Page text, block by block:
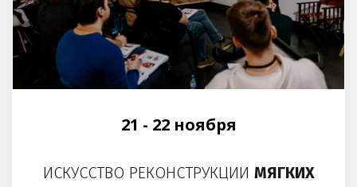
21 - 22 ноября
ИСКУССТВО РЕКОНСТРУКЦИИ МЯГКИХ